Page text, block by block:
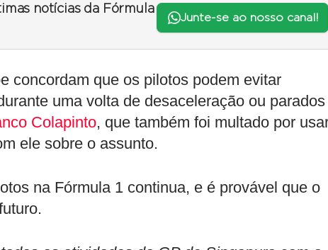
notícias da Fórmula
Junte-se ao nosso canal!
concordam que os pilotos podem evitar
uma volta de desaceleração ou parados
Colapinto, que também foi multado por
ele sobre o assunto.
na Fórmula 1 continua, e é provável que o